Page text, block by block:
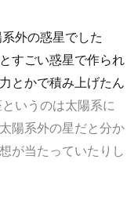
外の惑星でした
すごい惑星で作られ
とかで積み上げたん
というのは太陽系に
陽系外の星だと分か
が当たっていたりし